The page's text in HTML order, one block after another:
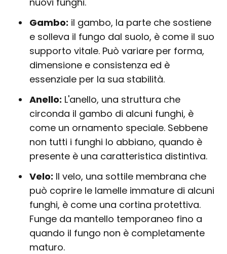
Gambo: il gambo, la parte che sostiene
e solleva il fungo dal suolo, è come il suo
supporto vitale. Può variare per forma,
dimensione e consistenza ed è
essenziale per la sua stabilità.
Anello: L'anello, una struttura che
circonda il gambo di alcuni funghi, è
come un ornamento speciale. Sebbene
non tutti i funghi lo abbiano, quando è
presente è una caratteristica distintiva.
Velo: Il velo, una sottile membrana che
può coprire le lamelle immature di alcuni
funghi, è come una cortina protettiva.
Funge da mantello temporaneo fino a
quando il fungo non è completamente
maturo.